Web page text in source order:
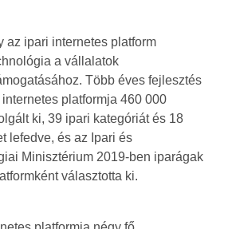
az ipari internetes platform
a vállalatok
Több éves fejlesztés
platformja 460 000
ki, 39 ipari kategóriát és 18
lefedve, és az Ipari és
Minisztérium 2019-ben iparágak
választotta ki.